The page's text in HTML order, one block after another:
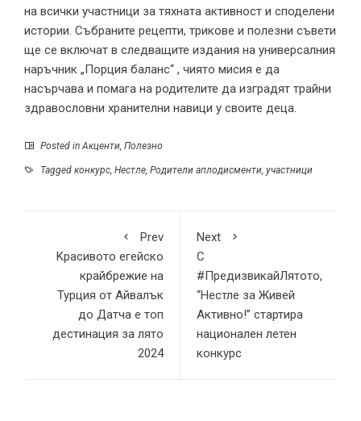
на всички участници за тяхната активност и споделени
истории. Събраните рецепти, трикове и полезни съвети
ще се включат в следващите издания на универсалния
наръчник „Порция баланс“ , чиято мисия е да
насърчава и помага на родителите да изградят трайни
здравословни хранителни навици у своите деца.
Posted in Акценти Полезно
Tagged конкурс Нестле Родители аплодисменти участници
Prev
Kрасивото егейско
крайбрежие на
Турция от Айвалък
до Датча е топ
дестинация за лято
2024
Next
С
#ПредизвикайЛятото,
“Нестле за Живей
Активно!” стартира
национален летен
конкурс